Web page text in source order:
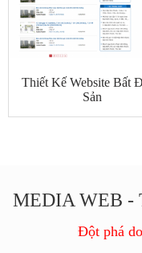
Thiết Kế Website Bất
Sản
MEDIA WEB -
Đột phá